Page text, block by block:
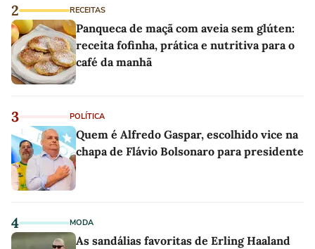
2 RECEITAS
Panqueca de maçã com aveia sem glúten:
receita fofinha, prática e nutritiva para o
café da manhã
3 POLÍTICA
Quem é Alfredo Gaspar, escolhido vice na
chapa de Flávio Bolsonaro para presidente
4 MODA
As sandálias favoritas de Erling Haaland